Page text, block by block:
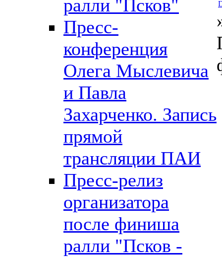
ралли "Псков"
Пресс-
конференция
Олега Мыслевича
и Павла
Захарченко. Запись
прямой
трансляции ПАИ
Пресс-релиз
организатора
после финиша
ралли "Псков -